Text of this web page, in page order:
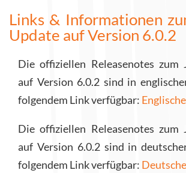
Links & Informationen
Update auf Version 6.0.2
Die offiziellen Releasenotes zum
auf Version 6.0.2 sind in
folgendem Link verfügbar:
Die offiziellen Releasenotes zum
auf Version 6.0.2 sind in
folgendem Link verfügbar: